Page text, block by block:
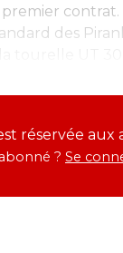
des
réservée aux
? Se